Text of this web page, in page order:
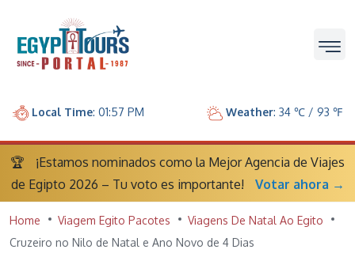
Local Time: 01:57 PM Weather: 34 ℃ / 93 ℉
🏆
¡Estamos nominados como la Mejor Agencia de Viajes
de Egipto 2026 – Tu voto es importante!
Votar ahora →
Home Viagem Egito Pacotes
Viagens De Natal Ao Egito
Cruzeiro no Nilo de Natal e Ano Novo de 4 Dias